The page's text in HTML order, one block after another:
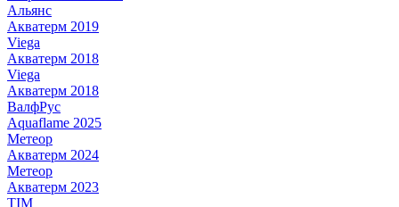
Альянс
Акватерм 2019
Viega
Акватерм 2018
Viega
Акватерм 2018
ВалфРус
Aquaflame 2025
Метеор
Акватерм 2024
Метеор
Акватерм 2023
TIM